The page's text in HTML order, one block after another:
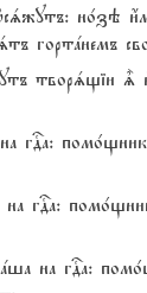
но1зэ
гортaнемъ
творsщіи |
гDа:
гDа:
на гDа: